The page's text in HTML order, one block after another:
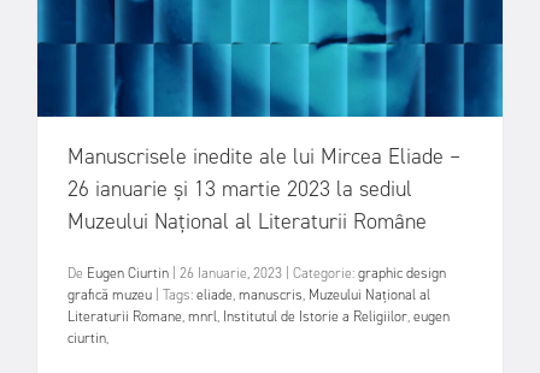
Manuscrisele inedite ale lui Mircea Eliade –
26 ianuarie și 13 martie 2023 la sediul
Muzeului Național al Literaturii Române
De Eugen Ciurtin 26 Ianuarie, 2023 Categorie:graphic design
grafică muzeu Tags:eliade,manuscris, Muzeului Național al
Literaturii Romane,mnrl, Institutul de Istorie a Religiilor,eugen
ciurtin,